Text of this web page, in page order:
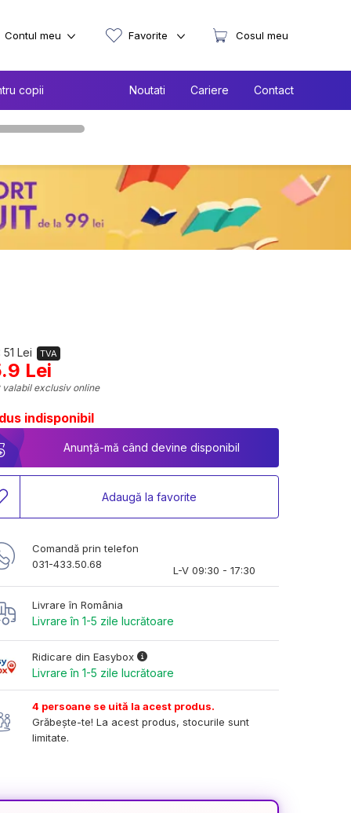
copii Noutati Cariere Contact
Contul meu Favorite Cosul meu
51 Lei TVA
Lei
valabil exclusiv online
indisponibil
Anunță-mă când devine disponibil
Adaugă la favorite
Comandă prin telefon
031-433.50.68
L-V 09:30 - 17:30
Livrare în România
Livrare în 1-5 zile lucrătoare
Ridicare din Easybox
Livrare în 1-5 zile lucrătoare
4 persoane se uită la acest produs.
Grăbește-te! La acest produs, stocurile sunt
limitate.